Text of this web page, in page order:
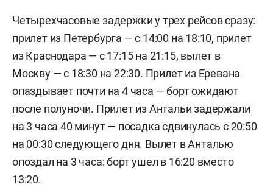
Четырехчасовые задержки у трех рейсов сразу:
прилет из Петербурга — с 14:00 на 18:10, прилет
из Краснодара — с 17:15 на 21:15, вылет в
Москву — с 18:30 на 22:30. Прилет из Еревана
опаздывает почти на 4 часа — борт ожидают
после полуночи. Прилет из Антальи задержали
на 3 часа 40 минут — посадка сдвинулась с 20:50
на 00:30 следующего дня. Вылет в Анталью
опоздал на 3 часа: борт ушел в 16:20 вместо
13:20.